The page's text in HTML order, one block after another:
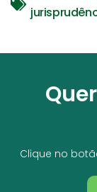
Clique no